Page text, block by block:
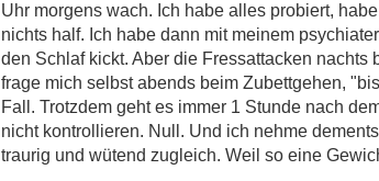
Uhr morgens wach. Ich habe alles probiert,
nichts half. Ich habe dann mit meinem
den Schlaf kickt. Aber die Fressattacken
frage mich selbst abends beim Zubettgehen,
Fall. Trotzdem geht es immer 1 Stunde nach
nicht kontrollieren. Null. Und ich nehme
traurig und wütend zugleich. Weil so eine